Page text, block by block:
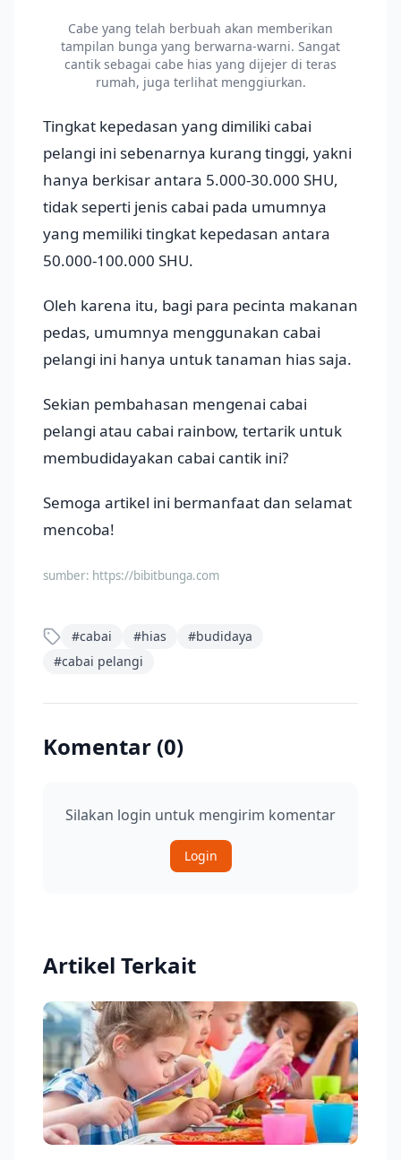
Cabe yang telah berbuah akan memberikan
tampilan bunga yang berwarna-warni. Sangat
cantik sebagai cabe hias yang dijejer di teras
rumah, juga terlihat menggiurkan.
Tingkat kepedasan yang dimiliki cabai
pelangi ini sebenarnya kurang tinggi, yakni
hanya berkisar antara 5.000-30.000 SHU,
tidak seperti jenis cabai pada umumnya
yang memiliki tingkat kepedasan antara
50.000-100.000 SHU.
Oleh karena itu, bagi para pecinta makanan
pedas, umumnya menggunakan cabai
pelangi ini hanya untuk tanaman hias saja.
Sekian pembahasan mengenai cabai
pelangi atau cabai rainbow, tertarik untuk
membudidayakan cabai cantik ini?
Semoga artikel ini bermanfaat dan selamat
mencoba!
sumber: https://bibitbunga.com
#cabai #hias #budidaya
#cabai pelangi
Komentar (0)
Silakan login untuk mengirim komentar
Login
Artikel Terkait